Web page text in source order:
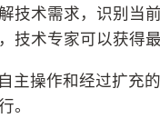
技术需求，识别当
技术专家可以获得
主操作和经过扩充
。